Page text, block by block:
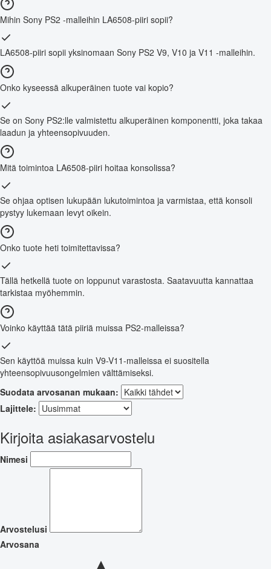
Mihin Sony PS2 -malleihin LA6508-piiri sopii?
LA6508-piiri sopii yksinomaan Sony PS2 V9, V10 ja V11 -malleihin.
Onko kyseessä alkuperäinen tuote vai kopio?
Se on Sony PS2:lle valmistettu alkuperäinen komponentti, joka takaa
laadun ja yhteensopivuuden.
Mitä toimintoa LA6508-piiri hoitaa konsolissa?
Se ohjaa optisen lukupään lukutoimintoa ja varmistaa, että konsoli
pystyy lukemaan levyt oikein.
Onko tuote heti toimitettavissa?
Tällä hetkellä tuote on loppunut varastosta. Saatavuutta kannattaa
tarkistaa myöhemmin.
Voinko käyttää tätä piiriä muissa PS2-malleissa?
Sen käyttöä muissa kuin V9-V11-malleissa ei suositella
yhteensopivuusongelmien välttämiseksi.
Suodata arvosanan mukaan:
Lajittele:
Kirjoita asiakasarvostelu
Nimesi
Arvostelusi
Arvosana